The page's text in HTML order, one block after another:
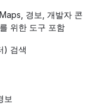
경보, 개발자 콘
위한 도구 포함
) 검색
보